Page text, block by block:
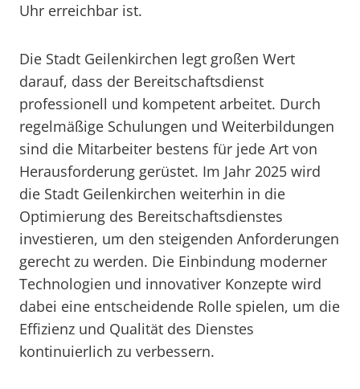
Uhr erreichbar ist.
Die Stadt Geilenkirchen legt großen Wert
darauf, dass der Bereitschaftsdienst
professionell und kompetent arbeitet. Durch
regelmäßige Schulungen und Weiterbildungen
sind die Mitarbeiter bestens für jede Art von
Herausforderung gerüstet. Im Jahr 2025 wird
die Stadt Geilenkirchen weiterhin in die
Optimierung des Bereitschaftsdienstes
investieren, um den steigenden Anforderungen
gerecht zu werden. Die Einbindung moderner
Technologien und innovativer Konzepte wird
dabei eine entscheidende Rolle spielen, um die
Effizienz und Qualität des Dienstes
kontinuierlich zu verbessern.